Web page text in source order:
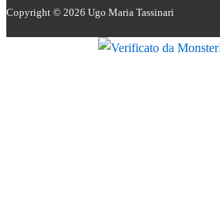
Copyright © 2026 Ugo Maria Tassinari